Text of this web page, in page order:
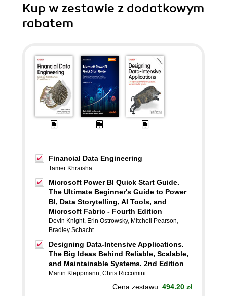
Kup w zestawie z dodatkowym
rabatem
Financial Data Engineering
Tamer Khraisha
Microsoft Power BI Quick Start Guide.
The Ultimate Beginner's Guide to Power
BI, Data Storytelling, AI Tools, and
Microsoft Fabric - Fourth Edition
Devin Knight, Erin Ostrowsky, Mitchell Pearson,
Bradley Schacht
Designing Data-Intensive Applications.
The Big Ideas Behind Reliable, Scalable,
and Maintainable Systems. 2nd Edition
Martin Kleppmann, Chris Riccomini
Cena zestawu: 494.20 zł